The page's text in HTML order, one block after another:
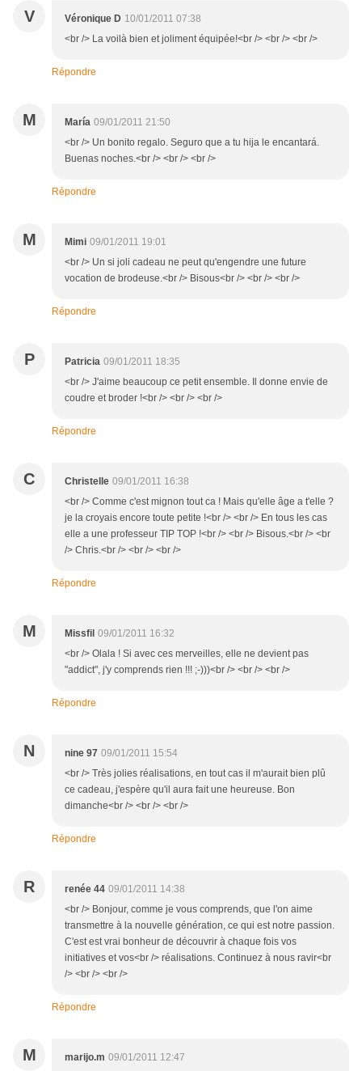
V Véronique D 10/01/2011 07:38
<br /> La voilà bien et joliment équipée!<br /> <br /> <br />
Répondre
M María 09/01/2011 21:50
<br /> Un bonito regalo. Seguro que a tu hija le encantará.
Buenas noches.<br /> <br /> <br />
Répondre
M Mimi 09/01/2011 19:01
<br /> Un si joli cadeau ne peut qu'engendre une future
vocation de brodeuse.<br /> Bisous<br /> <br /> <br />
Répondre
P Patricia 09/01/2011 18:35
<br /> J'aime beaucoup ce petit ensemble. Il donne envie de
coudre et broder !<br /> <br /> <br />
Répondre
C Christelle 09/01/2011 16:38
<br /> Comme c'est mignon tout ca ! Mais qu'elle âge a t'elle ?
je la croyais encore toute petite !<br /> <br /> En tous les cas
elle a une professeur TIP TOP !<br /> <br /> Bisous.<br /> <br
/> Chris.<br /> <br /> <br />
Répondre
M Missfil 09/01/2011 16:32
<br /> Olala ! Si avec ces merveilles, elle ne devient pas
"addict", j'y comprends rien !!! ;-)))<br /> <br /> <br />
Répondre
N nine 97 09/01/2011 15:54
<br /> Très jolies réalisations, en tout cas il m'aurait bien plû
ce cadeau, j'espère qu'il aura fait une heureuse. Bon
dimanche<br /> <br /> <br />
Répondre
R renée 44 09/01/2011 14:38
<br /> Bonjour, comme je vous comprends, que l'on aime
transmettre à la nouvelle génération, ce qui est notre passion.
C'est est vrai bonheur de découvrir à chaque fois vos
initiatives et vos<br /> réalisations. Continuez à nous ravir<br
/> <br /> <br />
Répondre
M marijo.m 09/01/2011 12:47